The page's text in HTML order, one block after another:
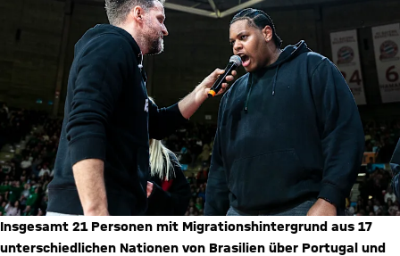
Insgesamt 21 Personen mit Migrationshintergrund aus 17
unterschiedlichen Nationen von Brasilien über Portugal und